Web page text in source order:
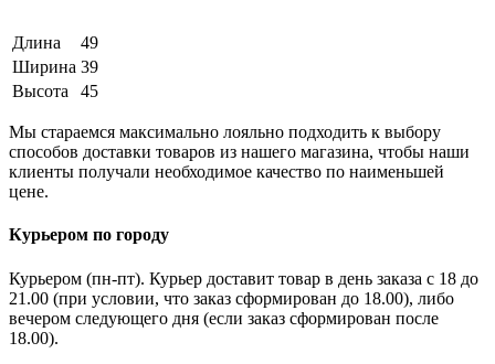
Длина
49
Ширина 39
Высота
45
Мы стараемся максимально лояльно подходить к выбору
способов доставки товаров из нашего магазина, чтобы наши
клиенты получали необходимое качество по наименьшей
цене.
Курьером по городу
Курьером (пн-пт). Курьер доставит товар в день заказа с 18 до
21.00 (при условии, что заказ сформирован до 18.00), либо
вечером следующего дня (если заказ сформирован после
18.00).